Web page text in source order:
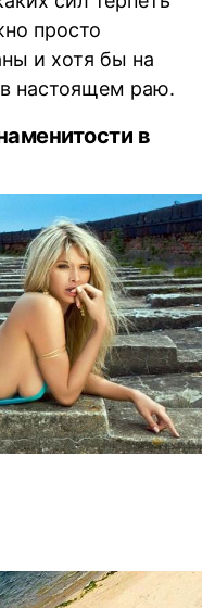
просто
и хотя бы на
в настоящем раю.
в